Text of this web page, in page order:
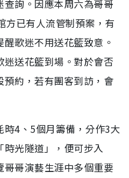
詢。因應本周六為哥哥
方已有人流管制預案，有
歌迷不用送花籃致意。
送花籃到場。對於會否
約，若有團客到訪，會
4、5個月籌備，分作3大
光隧道」，便可步入
哥哥演藝生涯中多個重要